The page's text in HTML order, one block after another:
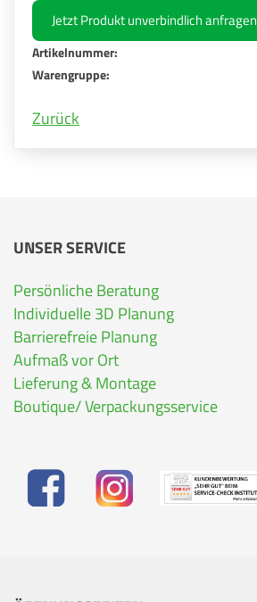
Jetzt Produkt unverbindlich anfragen
Artikelnummer:
Warengruppe:
Zurück
UNSER SERVICE
Persönliche Beratung
Individuelle 3D Planung
Barrierefreie Planung
Aufmaß vor Ort
Lieferung & Montage
Boutique/ Verpackungsservice